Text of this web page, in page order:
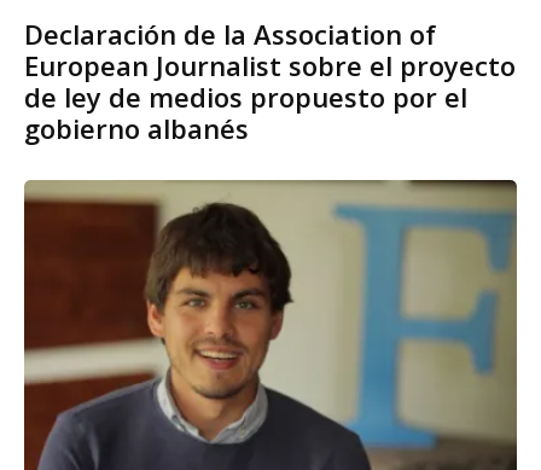
Declaración de la Association of
European Journalist sobre el proyecto
de ley de medios propuesto por el
gobierno albanés